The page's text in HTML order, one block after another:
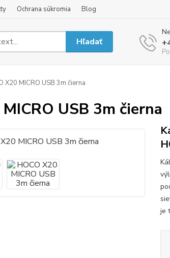
Ochrana súkromia Blog
Hľadať
X20 MICRO USB 3m čierna
USB 3m čierna
je